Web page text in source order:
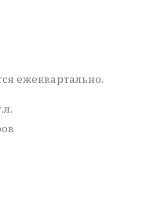
ежеквартально.